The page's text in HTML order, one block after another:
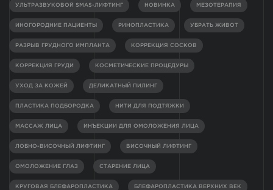
УЛЬТРАЗВУКОВОЙ SMAS-ЛИФТИНГ НОВИНКА МЕЗОТЕРАПИЯ
ИНОГОРОДНИЕ ПАЦИЕНТЫ РИНОПЛАСТИКА УБРАТЬ ЖИВОТ
РАЗРЫВ ГРУДНОГО ИМПЛАНТА КОРРЕКЦИЯ СОСКОВ
КОРРЕКЦИЯ ГРУДИ КОСМЕТИЧЕСКИЕ ПРОЦЕДУРЫ
УХОД ЗА КОЖЕЙ ДЕЛИКАТНЫЙ ПИЛИНГ
ПЛАСТИКА ПОДБОРОДКА НИТИ ДЛЯ ПОДТЯЖКИ
МАССАЖ ЛИЦА ИНЪЕКЦИИ ДЛЯ ОМОЛОЖЕНИЯ ЛИЦА
ЛОБНО-ВИСОЧНЫЙ ЛИФТИНГ ВИСОЧНЫЙ ЛИФТИНГ
ОМОЛОЖЕНИЕ ГЛАЗ СТАРЕНИЕ ЛИЦА
КРУГОВАЯ БЛЕФАРОПЛАСТИКА БЛЕФАРОПЛАСТИКА ВЕРХНИХ ВЕК